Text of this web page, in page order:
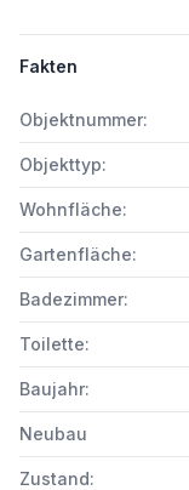
Fakten
Objektnummer:
Objekttyp:
Wohnfläche:
Gartenfläche:
Badezimmer:
Toilette:
Baujahr:
Neubau
Zustand: